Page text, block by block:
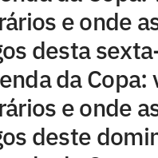
e onde
desta
da Copa:
e onde
deste